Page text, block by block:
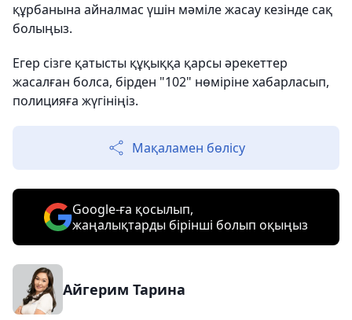
құрбанына айналмас үшін мәміле жасау кезінде сақ
болыңыз.
Егер сізге қатысты құқыққа қарсы әрекеттер
жасалған болса, бірден "102" нөміріне хабарласып,
полицияға жүгініңіз.
Мақаламен бөлісу
Google-ға қосылып,
жаңалықтарды бірінші болып оқыңыз
Айгерим Тарина